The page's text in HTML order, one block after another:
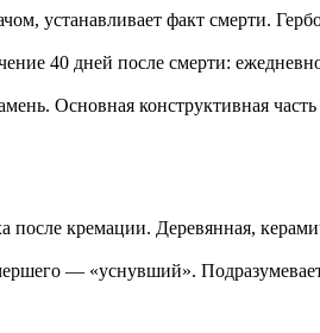
устанавливает факт смерти.
40 дней после смерти:
Основная конструктивная
после кремации. Деревянная,
— «уснувший».